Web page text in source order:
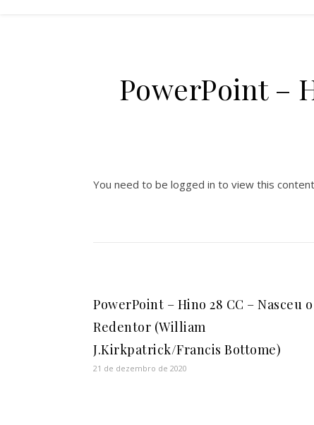
PowerPoint –
You need to be logged in to view this
PowerPoint – Hino 28 CC – Nasceu o
Redentor (William
J.Kirkpatrick/Francis Bottome)
21 de dezembro de 2020